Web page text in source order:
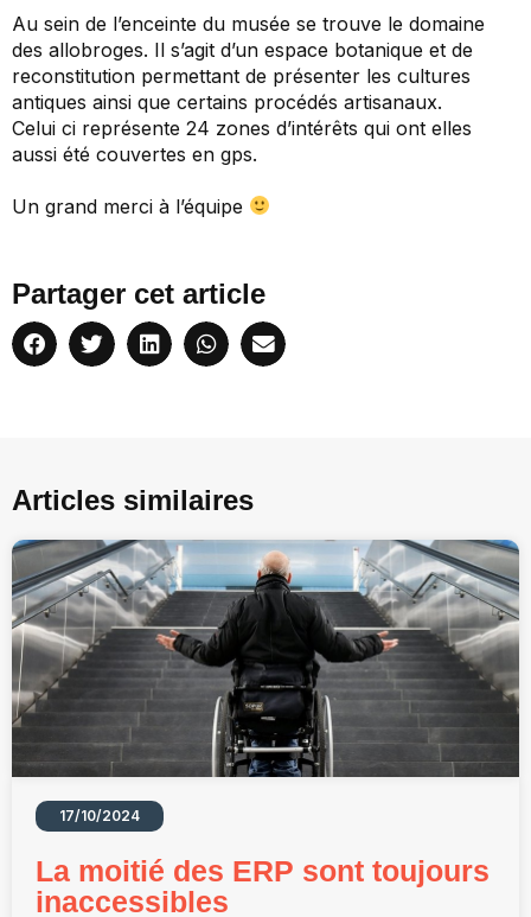
Au sein de l’enceinte du musée se trouve le domaine
des allobroges. Il s’agit d’un espace botanique et de
reconstitution permettant de présenter les cultures
antiques ainsi que certains procédés artisanaux.
Celui ci représente 24 zones d’intérêts qui ont elles
aussi été couvertes en gps.
Un grand merci à l’équipe
Partager cet article
Articles similaires
17/10/2024
La moitié des ERP sont toujours
inaccessibles